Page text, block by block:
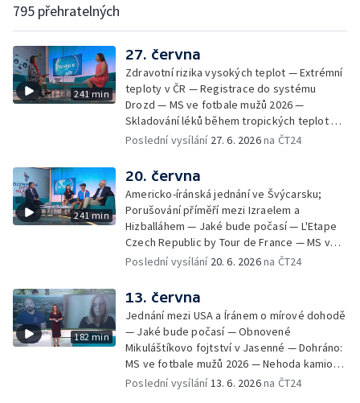
795 přehratelných
241 min
27. června
Zdravotní rizika vysokých teplot — Extrémní
teploty v ČR — Registrace do systému
Drozd — MS ve fotbale mužů 2026 —
Skladování léků během tropických teplot —
MFF KV: proměny vizuální identity v průběhu
Jak se chovat v národních parcích a CHKO —
Festival Bystřička — Výjezdy záchranné
služby kvůli vedrům; Příprava lékárničky na
dovolenou; Body záchrany — Extrémní
teploty v Polsku a na Slovensku — Nový
způsob sledování růstu a chování korálů —
Letní soutěž Déčka Operace abeceda —
vody — Péče o rostliny v horkých dnech —
Cestovní pojištění do zahraničí — Festival
Zlín žije 2026 — Vodní záchranáři v
pohotovosti; Hlídky brněnských záchranářů
kvůli ohňostroji
Poslední vysílání 27. 6. 2026na ČT24
241 min
20. června
Americko-íránská jednání ve Švýcarsku;
Porušování příměří mezi Izraelem a
Hizballáhem — Jaké bude počasí — L'Etape
Czech Republic by Tour de France — MS ve
fotbale mužů 2026 — Světový den ALS —
samosběr česneku v Česku — Dobrá kvalita
vody ke koupání v Praze — 11 českých škol
s certifikátem Světová škola — Charitativní
běh RUN4HELP — Jak se chovat v horkém
počasí — Olympiáda dětí a mládeže v Praze
— Dobrovolníci uklízejí řeku Sázavu —
Koupání ve vodní nádrži Slezská Harta —
Poslední vysílání 20. 6. 2026na ČT24
182 min
13. června
Jednání mezi USA a Íránem o mírové dohodě
— Jaké bude počasí — Obnovené
Mikuláštíkovo fojtství v Jasenné — Dohráno:
MS ve fotbale mužů 2026 — Nehoda kamionů
u Brna — V Bratislavě se narodila siamská
Poslední vysílání 13. 6. 2026na ČT24